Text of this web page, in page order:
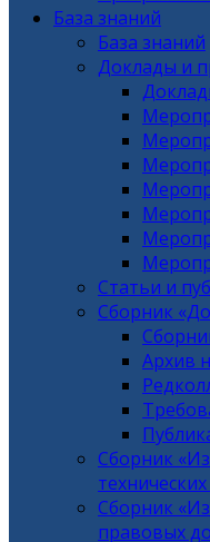
База знаний
База знаний
Доклады и
Статьи и
Сборник
Архив
Сборник
Сборник
правовых